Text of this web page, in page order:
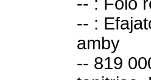
-- :
amby
-- 819